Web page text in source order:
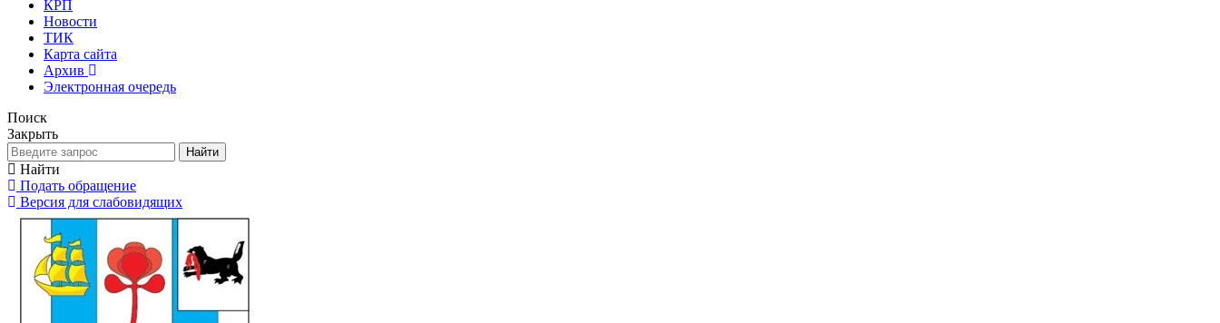
КРП
Новости
ТИК
Карта сайта
Архив
Электронная очередь
Поиск
Закрыть
Найти
Найти
Подать обращение
Версия для слабовидящих